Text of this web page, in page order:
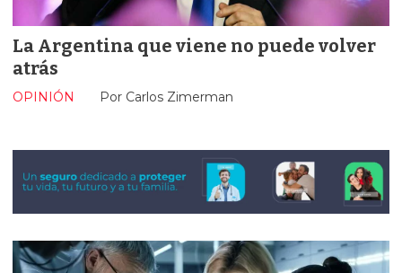
La Argentina que viene no puede volver
atrás
Por Carlos Zimerman
OPINIÓN